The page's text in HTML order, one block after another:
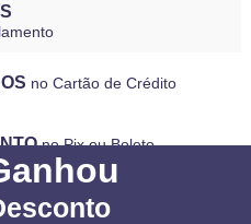
no Cartão de Crédito
no Pix ou Boleto